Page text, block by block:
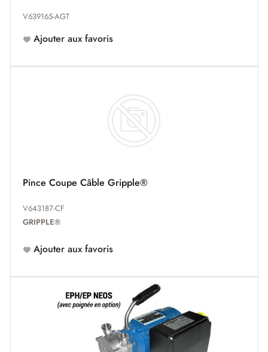
V639165-AGT
Ajouter aux favoris
Pince Coupe Câble Gripple®
V643187-CF
GRIPPLE®
Ajouter aux favoris